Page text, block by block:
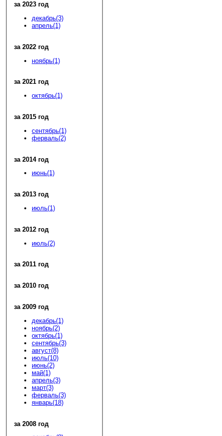
за 2023 год
декабрь(3)
апрель(1)
за 2022 год
ноябрь(1)
за 2021 год
октябрь(1)
за 2015 год
сентябрь(1)
ферваль(2)
за 2014 год
июнь(1)
за 2013 год
июль(1)
за 2012 год
июль(2)
за 2011 год
за 2010 год
за 2009 год
декабрь(1)
ноябрь(2)
октябрь(1)
сентябрь(3)
август(8)
июль(10)
июнь(2)
май(1)
апрель(3)
март(3)
ферваль(3)
январь(18)
за 2008 год